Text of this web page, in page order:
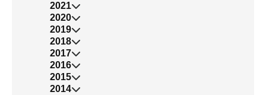
2021
2020
2019
2018
2017
2016
2015
2014